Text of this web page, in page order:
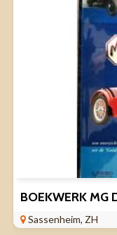
BOEKWERK MG
Sassenheim, ZH